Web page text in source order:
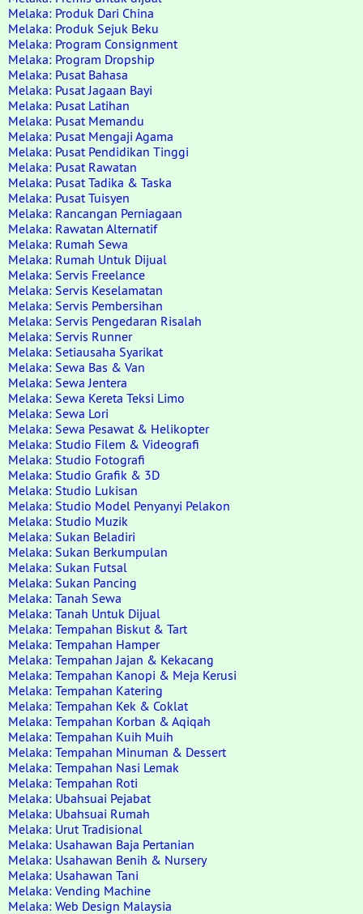
Melaka: Produk Dari China
Melaka: Produk Sejuk Beku
Melaka: Program Consignment
Melaka: Program Dropship
Melaka: Pusat Bahasa
Melaka: Pusat Jagaan Bayi
Melaka: Pusat Latihan
Melaka: Pusat Memandu
Melaka: Pusat Mengaji Agama
Melaka: Pusat Pendidikan Tinggi
Melaka: Pusat Rawatan
Melaka: Pusat Tadika & Taska
Melaka: Pusat Tuisyen
Melaka: Rancangan Perniagaan
Melaka: Rawatan Alternatif
Melaka: Rumah Sewa
Melaka: Rumah Untuk Dijual
Melaka: Servis Freelance
Melaka: Servis Keselamatan
Melaka: Servis Pembersihan
Melaka: Servis Pengedaran Risalah
Melaka: Servis Runner
Melaka: Setiausaha Syarikat
Melaka: Sewa Bas & Van
Melaka: Sewa Jentera
Melaka: Sewa Kereta Teksi Limo
Melaka: Sewa Lori
Melaka: Sewa Pesawat & Helikopter
Melaka: Studio Filem & Videografi
Melaka: Studio Fotografi
Melaka: Studio Grafik & 3D
Melaka: Studio Lukisan
Melaka: Studio Model Penyanyi Pelakon
Melaka: Studio Muzik
Melaka: Sukan Beladiri
Melaka: Sukan Berkumpulan
Melaka: Sukan Futsal
Melaka: Sukan Pancing
Melaka: Tanah Sewa
Melaka: Tanah Untuk Dijual
Melaka: Tempahan Biskut & Tart
Melaka: Tempahan Hamper
Melaka: Tempahan Jajan & Kekacang
Melaka: Tempahan Kanopi & Meja Kerusi
Melaka: Tempahan Katering
Melaka: Tempahan Kek & Coklat
Melaka: Tempahan Korban & Aqiqah
Melaka: Tempahan Kuih Muih
Melaka: Tempahan Minuman & Dessert
Melaka: Tempahan Nasi Lemak
Melaka: Tempahan Roti
Melaka: Ubahsuai Pejabat
Melaka: Ubahsuai Rumah
Melaka: Urut Tradisional
Melaka: Usahawan Baja Pertanian
Melaka: Usahawan Benih & Nursery
Melaka: Usahawan Tani
Melaka: Vending Machine
Melaka: Web Design Malaysia